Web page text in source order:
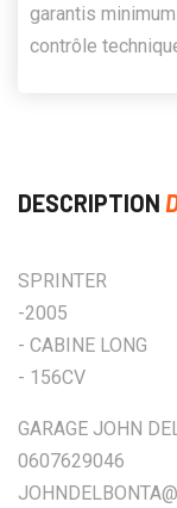
garantis
contrôle
DESCRIPTION
SPRINTER
-2005
- CABINE LONG
- 156CV
GARAGE JOHN
0607629046